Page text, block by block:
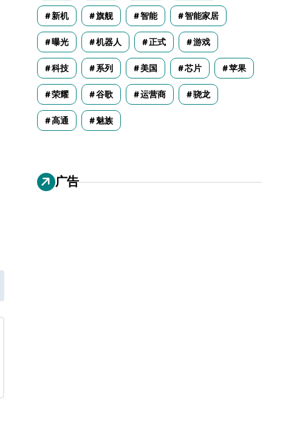
新机 旗舰 智能 智能家居
曝光 机器人 正式 游戏
科技 系列 美国 芯片 苹果
荣耀 谷歌 运营商 骁龙
高通 魅族
广告